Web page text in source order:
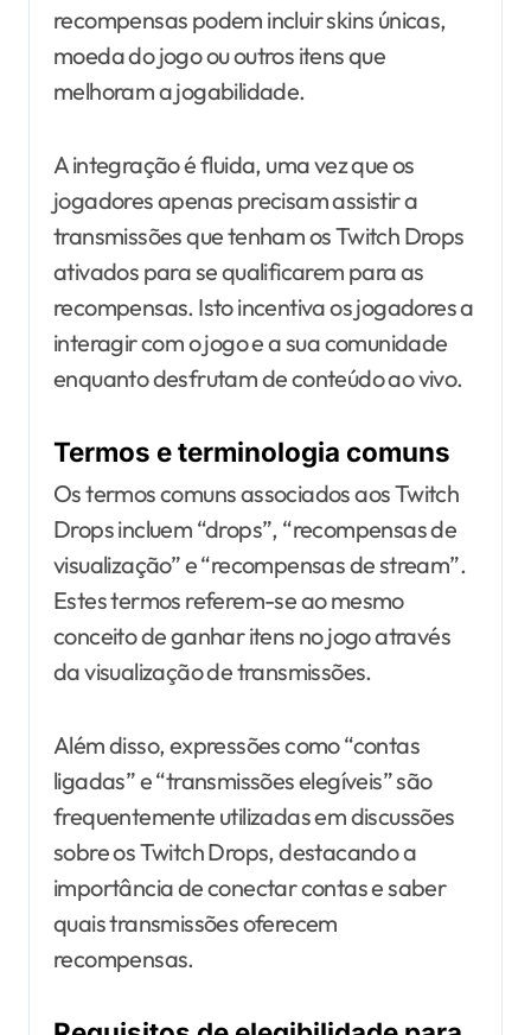
recompensas podem incluir skins únicas,
moeda do jogo ou outros itens que
melhoram a jogabilidade.
A integração é fluida, uma vez que os
jogadores apenas precisam assistir a
transmissões que tenham os Twitch Drops
ativados para se qualificarem para as
recompensas. Isto incentiva os jogadores a
interagir com o jogo e a sua comunidade
enquanto desfrutam de conteúdo ao vivo.
Termos e terminologia comuns
Os termos comuns associados aos Twitch
Drops incluem “drops”, “recompensas de
visualização” e “recompensas de stream”.
Estes termos referem-se ao mesmo
conceito de ganhar itens no jogo através
da visualização de transmissões.
Além disso, expressões como “contas
ligadas” e “transmissões elegíveis” são
frequentemente utilizadas em discussões
sobre os Twitch Drops, destacando a
importância de conectar contas e saber
quais transmissões oferecem
recompensas.